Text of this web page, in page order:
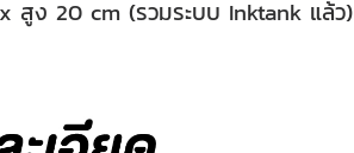
สูง 20 cm (รวมระบบ Inktank แล้ว)